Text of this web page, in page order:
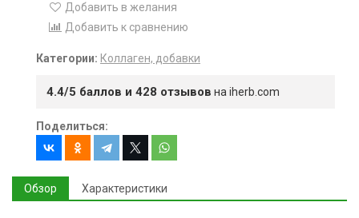
Добавить в желания
Добавить к сравнению
Категории: Коллаген, добавки
4.4/5 баллов и 428 отзывов на iherb.com
Поделиться:
Обзор Характеристики